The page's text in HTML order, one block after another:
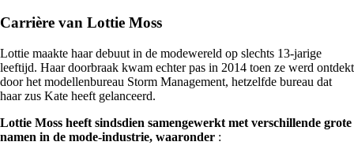
Carrière van Lottie Moss
Lottie maakte haar debuut in de modewereld op slechts 13-jarige
leeftijd. Haar doorbraak kwam echter pas in 2014 toen ze werd ontdekt
door het modellenbureau Storm Management, hetzelfde bureau dat
haar zus Kate heeft gelanceerd.
Lottie Moss heeft sindsdien samengewerkt met verschillende grote
namen in de mode-industrie, waaronder :